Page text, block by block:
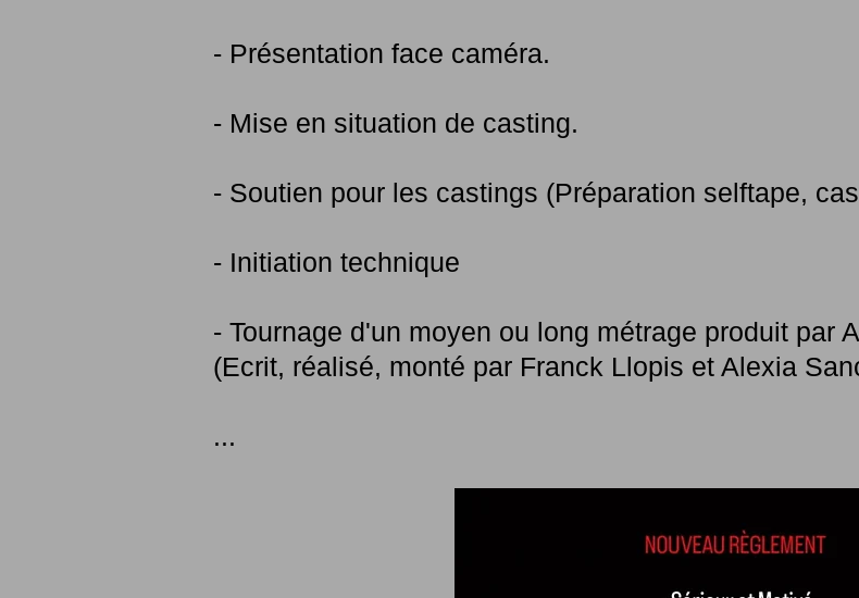
- Présentation face caméra.
- Mise en situation de casting.
- Soutien pour les castings (Préparation selftape,
- Initiation technique
- Tournage d'un moyen ou long métrage produit par
(Ecrit, réalisé, monté par Franck Llopis et Alexia
...